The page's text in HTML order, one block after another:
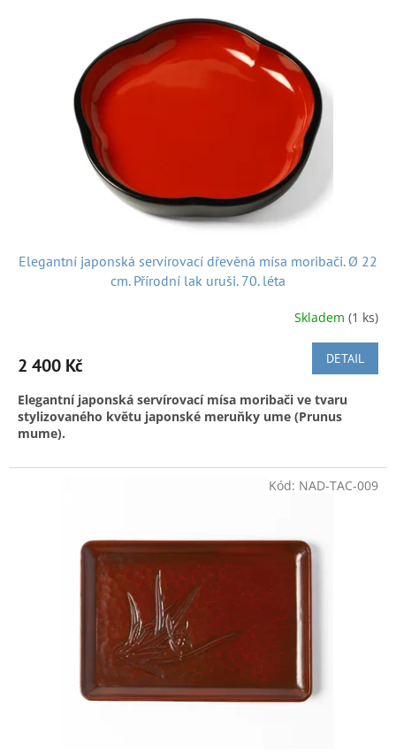
Elegantní japonská servírovací dřevěná mísa moribači. Ø 22
cm. Přírodní lak uruši. 70. léta
Skladem (1 ks)
2 400 Kč DETAIL
Elegantní japonská servírovací mísa moribači ve tvaru
stylizovaného květu japonské meruňky ume (Prunus
mume).
Mísa pochází z tradiční lakýrnické oblasti Echizen v
prefektuře Fukui. Lakované nádobí Echizen patří mezi
dekorativní prvek interiéru. Mísa je v původní krabičce,
nepoužitá. Má na sobě několik velmi drobných oděrek a
nepatrnou patinu času z dlouhodobého skladování. Tyto
kosmetické nedokonalosti jsou patrné především při přímém
dopadu světla a nijak nesnižují estetickou ani užitnou
hodnotu předmětu. Mísa byla vyrobena v 70. letech. Má
průměr cca 22 cm.Výroba přírodního laku uruši je staré
japonské tradiční řemeslo, Jedná se o složitý proces kdy se
mimo jiné nanáší na dřevo ručně desítky vrstev laku.
Základem je míza ze stromu Toxicodendron vernicifluum
Kód: NAD-TAC-009